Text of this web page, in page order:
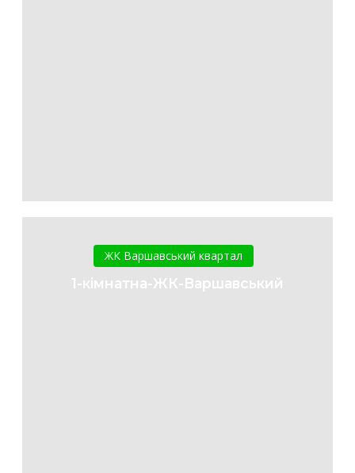
кімнатна-
ЖК-
Варшавський
ЖК Варшавський квартал
1-кімнатна-ЖК-Варшавський